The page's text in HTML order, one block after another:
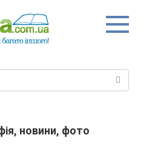
новини, фото